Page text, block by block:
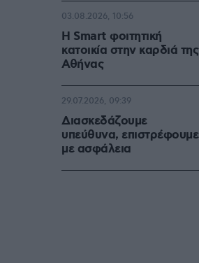
Η Smart φοιτητική
κατοικία στην καρδιά της
Αθήνας
03.08.2026, 10:56
Διασκεδάζουμε
υπεύθυνα, επιστρέφουμε
με ασφάλεια
29.07.2026, 09:39